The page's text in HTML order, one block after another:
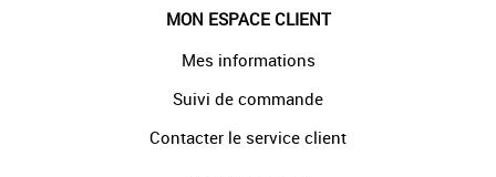
MON ESPACE CLIENT
Mes informations
Suivi de commande
Contacter le service client